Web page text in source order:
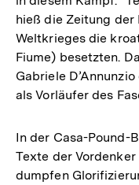
hieß die Zeitung der
Weltkrieges die
Fiume) besetzten.
Gabriele
als Vorläufer des
In der Casa-Pound-
Texte der
dumpfen